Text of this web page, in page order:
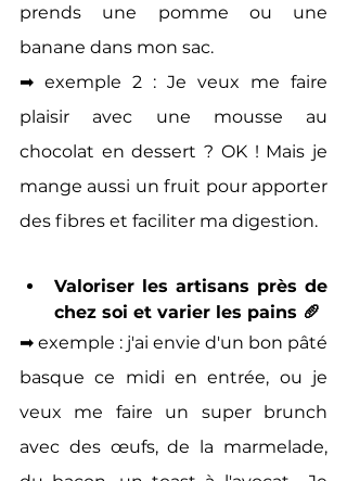
prends une pomme ou une
banane dans mon sac.
➡ exemple 2 : Je veux me faire
plaisir avec une mousse au
chocolat en dessert ? OK ! Mais je
mange aussi un fruit pour apporter
des fibres et faciliter ma digestion.
Valoriser les artisans près de
chez soi et varier les pains 🥖
➡ exemple : j'ai envie d'un bon pâté
basque ce midi en entrée, ou je
veux me faire un super brunch
avec des œufs, de la marmelade,